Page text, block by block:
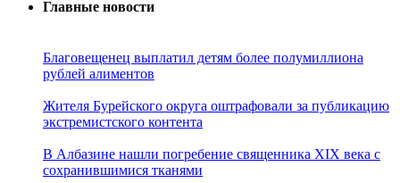
Главные новости
Благовещенец выплатил детям более полумиллиона
рублей алиментов
Жителя Бурейского округа оштрафовали за публикацию
экстремистского контента
В Албазине нашли погребение священника XIX века с
сохранившимися тканями